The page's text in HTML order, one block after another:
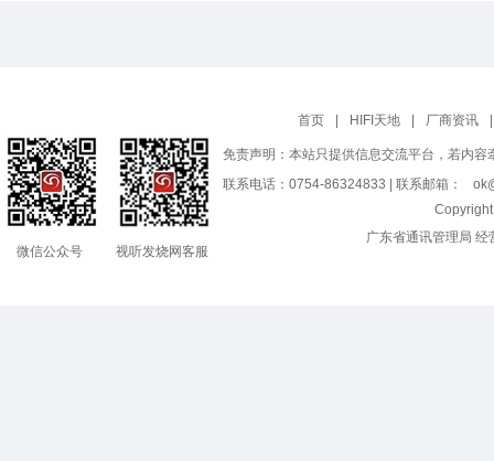
首页 | HIFI天地 | 厂商资讯 |
微信公众号 视听发烧网客服
免责声明：本站只提供信息交流平台，若内
联系电话：0754-86324833 | 联系邮箱：
广东省通讯管理局 经